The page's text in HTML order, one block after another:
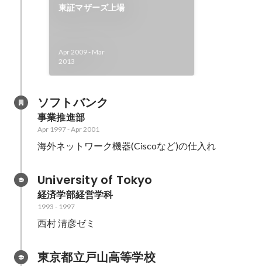
東証マザーズ上場
Apr 2009 - Mar
2013
ソフトバンク
事業推進部
Apr 1997-Apr 2001
海外ネットワーク機器(Ciscoなど)の仕入れ
University of Tokyo
経済学部経営学科
1993 - 1997
西村 淸彦ゼミ
東京都立戸山高等学校